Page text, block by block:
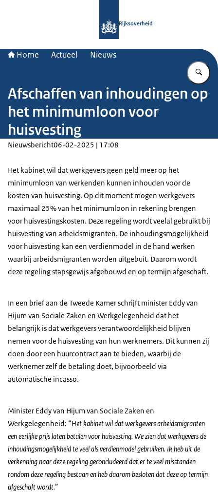
Rijksoverheid
Home Actueel Nieuws
Afschaffen van inhoudingen op
het minimumloon voor
huisvesting
Nieuwsbericht06-02-2025 | 17:08
Het kabinet wil dat werkgevers geen geld meer op het
minimumloon van werkenden kunnen inhouden voor de
kosten van huisvesting. Op dit moment mogen werkgevers
maximaal 25% van het minimumloon in rekening brengen
voor huisvestingskosten. Deze regeling wordt veelal gebruikt bij
huisvesting van arbeidsmigranten. De inhoudingsmogelijkheid
voor huisvesting kan een verdienmodel in de hand werken
waarbij arbeidsmigranten worden uitgebuit. Daarom wordt
deze regeling stapsgewijs afgebouwd en op termijn afgeschaft.
In een brief aan de Tweede Kamer schrijft minister Eddy van
Hijum van Sociale Zaken en Werkgelegenheid dat het
belangrijk is dat werkgevers verantwoordelijkheid blijven
nemen voor de huisvesting van hun werknemers. Dit kunnen zij
doen door een huurcontract aan te bieden, waarbij de
werknemer zelf de betaling doet, bijvoorbeeld via
automatische incasso.
Minister Eddy van Hijum van Sociale Zaken en
Werkgelegenheid: “Het kabinet wil dat werkgevers arbeidsmigranten
een eerlijke prijs laten betalen voor huisvesting. We zien dat werkgevers de
inhoudingsmogelijkheid te veel als verdienmodel gebruiken. Ik heb uit de
verkenning naar deze regeling geconcludeerd dat er te veel misstanden
rondom deze regeling bestaan en heb daarom besloten dat deze op termijn
afgeschaft wordt.”